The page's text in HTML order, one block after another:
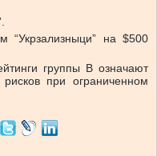
“Укрзализныци” на $500
группы В означают
при ограниченном